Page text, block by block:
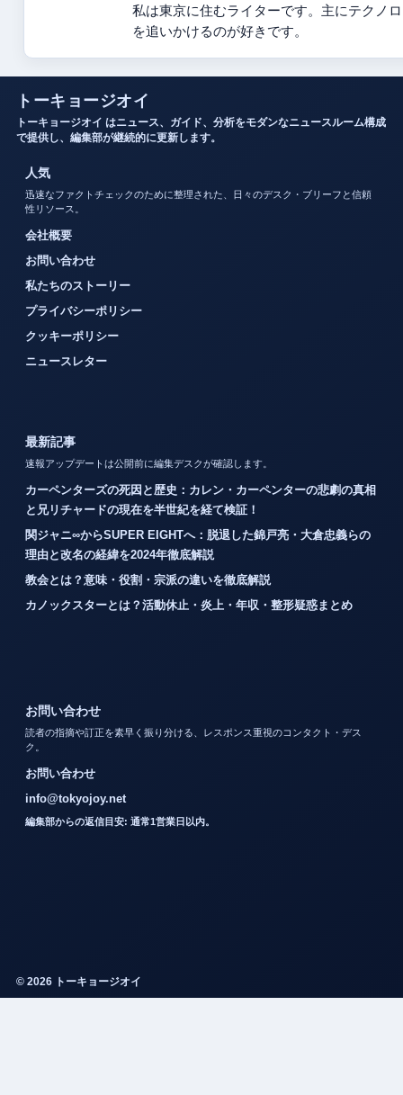
私は東京に住むライターです。主にテクノ
を追いかけるのが好きです。
トーキョージオイ
トーキョージオイ はニュース、ガイド、分析をモダンなニュースルーム構成
で提供し、編集部が継続的に更新します。
人気
迅速なファクトチェックのために整理された、日々のデスク・ブリーフと信頼
性リソース。
会社概要
お問い合わせ
私たちのストーリー
プライバシーポリシー
クッキーポリシー
ニュースレター
最新記事
速報アップデートは公開前に編集デスクが確認します。
カーペンターズの死因と歴史：カレン・カーペンターの悲劇の真相
と兄リチャードの現在を半世紀を経て検証！
関ジャニ∞からSUPER EIGHTへ：脱退した錦戸亮・大倉忠義らの
理由と改名の経緯を2024年徹底解説
教会とは？意味・役割・宗派の違いを徹底解説
カノックスターとは？活動休止・炎上・年収・整形疑惑まとめ
お問い合わせ
読者の指摘や訂正を素早く振り分ける、レスポンス重視のコンタクト・デス
ク。
お問い合わせ
info@tokyojoy.net
編集部からの返信目安: 通常1営業日以内。
© 2026 トーキョージオイ